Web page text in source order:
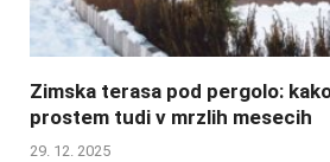
Zimska terasa pod pergolo:
prostem tudi v mrzlih mesecih
29. 12. 2025